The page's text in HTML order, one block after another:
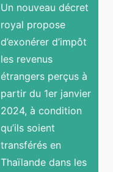
Un nouveau décret
royal propose
d’exonérer d’impôt
les revenus
étrangers perçus à
partir du 1er janvier
2024, à condition
qu’ils soient
transférés en
Thaïlande dans les